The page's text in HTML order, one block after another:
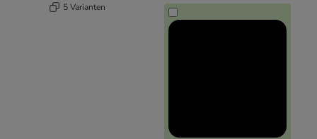
5 Varianten